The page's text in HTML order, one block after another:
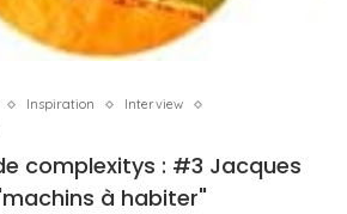
Inspiration
Interview
complexitys : #3 Jacques
à habiter"